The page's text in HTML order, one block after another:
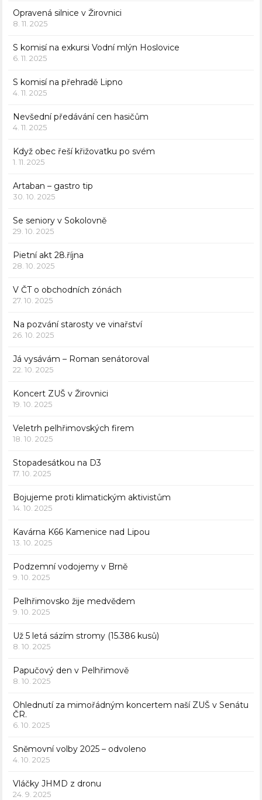
Opravená silnice v Žirovnici
8. 11. 2025
S komisí na exkursi Vodní mlýn Hoslovice
6. 11. 2025
S komisí na přehradě Lipno
4. 11. 2025
Nevšední předávání cen hasičům
4. 11. 2025
Když obec řeší křižovatku po svém
1. 11. 2025
Artaban – gastro tip
30. 10. 2025
Se seniory v Sokolovně
29. 10. 2025
Pietní akt 28.října
28. 10. 2025
V ČT o obchodních zónách
27. 10. 2025
Na pozvání starosty ve vinařství
26. 10. 2025
Já vysávám – Roman senátoroval
22. 10. 2025
Koncert ZUŠ v Žirovnici
19. 10. 2025
Veletrh pelhřimovských firem
18. 10. 2025
Stopadesátkou na D3
17. 10. 2025
Bojujeme proti klimatickým aktivistům
14. 10. 2025
Kavárna K66 Kamenice nad Lipou
13. 10. 2025
Podzemní vodojemy v Brně
9. 10. 2025
Pelhřimovsko žije medvědem
9. 10. 2025
Už 5 letá sázím stromy (15.386 kusů)
8. 10. 2025
Papučový den v Pelhřimově
8. 10. 2025
Ohlednutí za mimořádným koncertem naší ZUŠ v Senátu
ČR.
6. 10. 2025
Sněmovní volby 2025 – odvoleno
4. 10. 2025
Vláčky JHMD z dronu
24. 9. 2025